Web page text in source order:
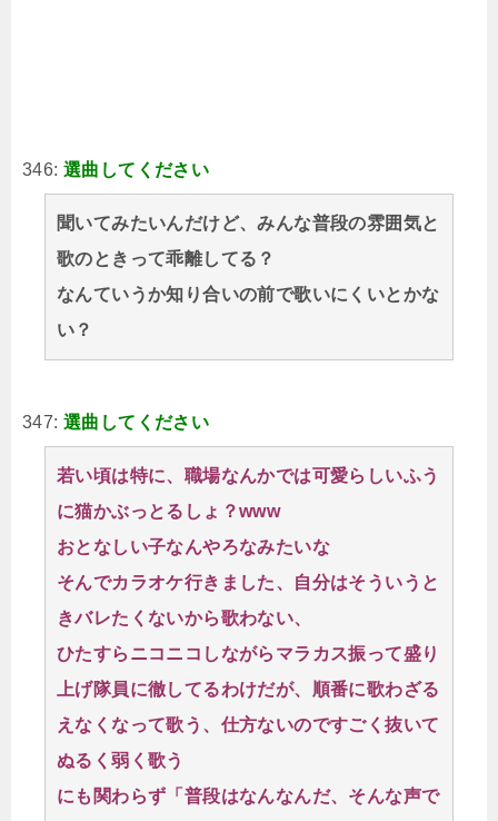
346: 選曲してください
聞いてみたいんだけど、みんな普段の雰囲気と
歌のときって乖離してる？
なんていうか知り合いの前で歌いにくいとかな
い？
347: 選曲してください
若い頃は特に、職場なんかでは可愛らしいふう
に猫かぶっとるしょ？www
おとなしい子なんやろなみたいな
そんでカラオケ行きました、自分はそういうと
きバレたくないから歌わない、
ひたすらニコニコしながらマラカス振って盛り
上げ隊員に徹してるわけだが、順番に歌わざる
えなくなって歌う、仕方ないのですごく抜いて
ぬるく弱く歌う
にも関わらず「普段はなんなんだ、そんな声で